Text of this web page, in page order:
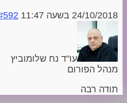
24/10/2018 בשעה 11:47
עו"ד נח שלומוביץ
מנהל הפורום
תודה רבה